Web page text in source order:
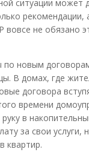
ситуации может
рекомендации,
вовсе не обязано
по новым
В домах, где
договора
времени
руку в
за свои услуги,
квартир.